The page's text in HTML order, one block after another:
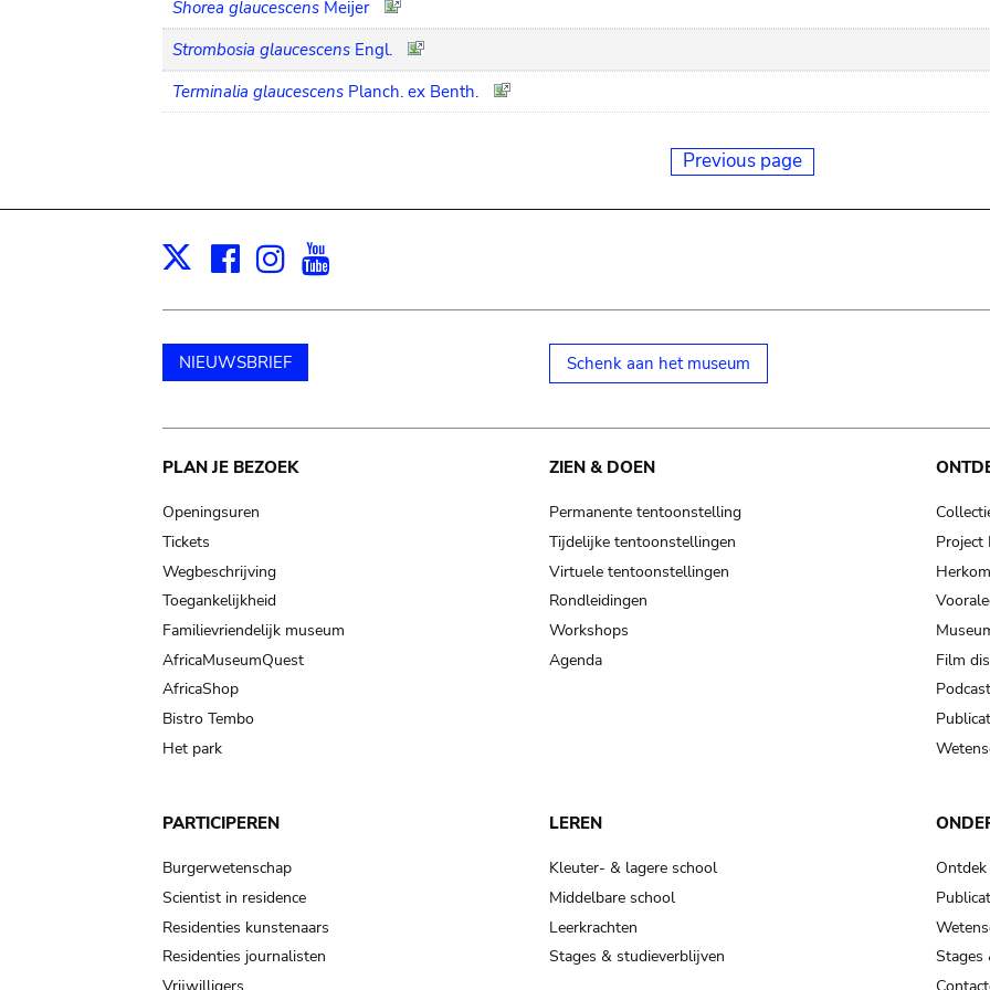
Shorea glaucescens Meijer
Strombosia glaucescens Engl.
Terminalia glaucescens Planch. ex Benth.
Previous page
X Facebook
Instagram
NIEUWSBRIEF Schenk aan het museum
Main
navigation
PLAN JE BEZOEK
Openingsuren
Tickets
Wegbeschrijving
Toegankelijkheid
Familievriendelijk museum
AfricaMuseumQuest
AfricaShop
Bistro Tembo
Het park
ZIEN & DOEN
Permanente tentoonstelling
Tijdelijke tentoonstellingen
Virtuele tentoonstellingen
Rondleidingen
Workshops
Agenda
Project
Film
PARTICIPEREN
Burgerwetenschap
Scientist in residence
Residenties kunstenaars
Residenties journalisten
LEREN
Kleuter- & lagere school
Middelbare school
Leerkrachten
Stages & studieverblijven
Stages